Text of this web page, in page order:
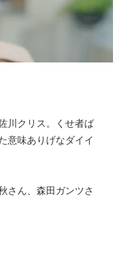
川クリス。くせ者ば
意味ありげなダイイ
さん、森田ガンツさ